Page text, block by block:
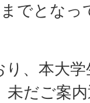
までとなっ
、本大
だご案